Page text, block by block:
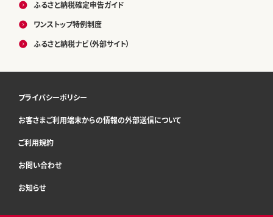
ふるさと納税確定申告ガイド
ワンストップ特例制度
ふるさと納税ナビ（外部サイト）
プライバシーポリシー
お客さまご利用端末からの情報の外部送信について
ご利用規約
お問い合わせ
お知らせ